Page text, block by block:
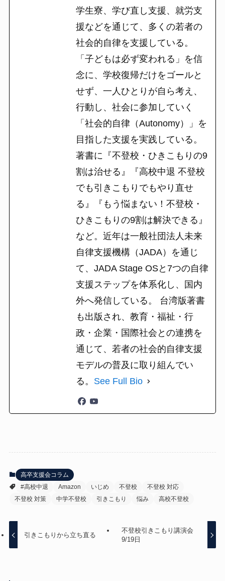
学生寮、学び直し支援、就労支
援などを通じて、多くの若者の
社会的自律を支援している。
「子どもは必ず変われる」を信
念に、学校復帰だけをゴールと
せず、一人ひとりが自ら考え、
行動し、社会に参加していく
「社会的自律（Autonomy）」を
目指した支援を実践している。
著書に『不登校・ひきこもりの9
割は治せる』『高校中退 不登校
でも引きこもりでもやり直せ
る』『もう悩まない！不登校・
ひきこもりの9割は解決できる』
など。近年は一般社団法人未来
自律支援機構（JADA）を通じ
て、JADA Stage OSと7つの自律
支援ステップを体系化し、国内
外へ発信している。 台湾版著書
も出版され、教育・福祉・行
政・企業・国際社会との連携を
通じて、若者の社会的自律支援
モデルの普及に取り組んでい
る。 See Full Bio
高卒支援会コラム
#高校中退
Amazon いじめ 不登校
不登校 対応
不登校 対策
中学不登校 引きこもり 悩み 高校不登校
引きこもりから立ち直る
不登校引きこもり講演会
9/19日